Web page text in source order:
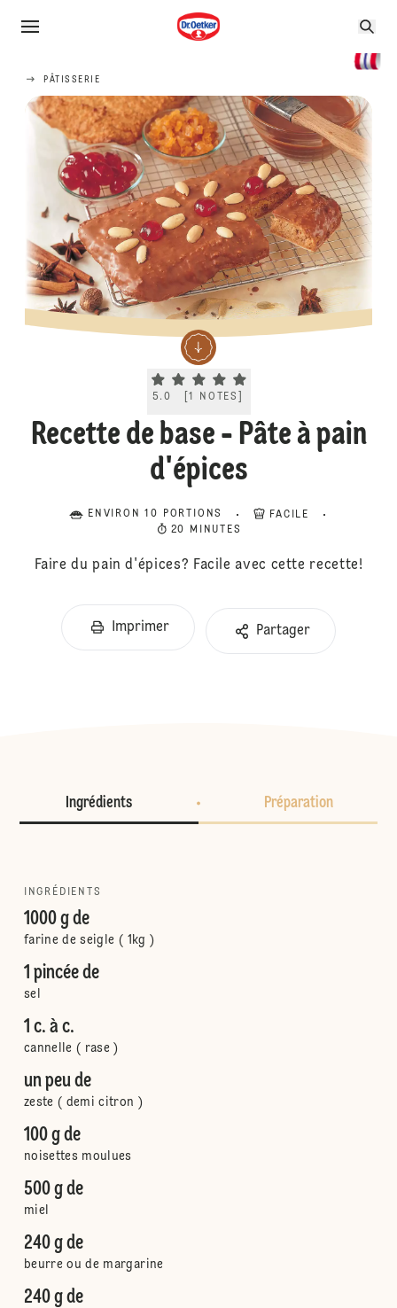
PÂTISSERIE
Current rating 5.0. Click to rate.
5.0 [1 NOTES
Recette de base - Pâte à pain
d'épices
ENVIRON 10 PORTIONS
FACILE
20 MINUTES
Faire du pain d'épices? Facile avec cette recette!
Imprimer Partager
Ingrédients Préparation
INGRÉDIENTS
1000 g de
farine de seigle ( 1kg )
1 pincée de
sel
1 c. à c.
cannelle ( rase )
un peu de
zeste ( demi citron )
100 g de
noisettes moulues
500 g de
miel
240 g de
beurre ou de margarine
240 g de